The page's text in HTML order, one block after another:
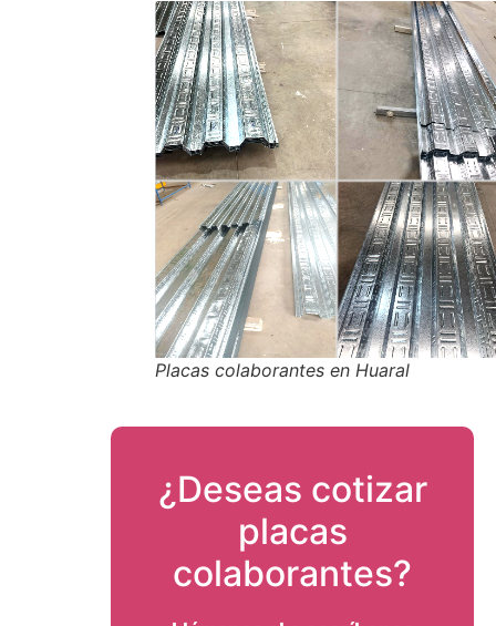
Placas colaborantes en Huaral
¿Deseas cotizar
placas
colaborantes?